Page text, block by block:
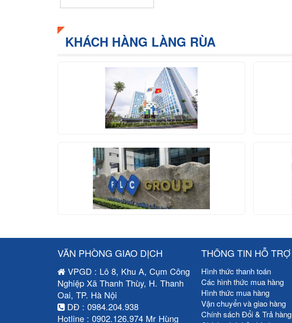
KHÁCH HÀNG LÀNG RÙA
VĂN PHÒNG GIAO DỊCH
VPGD : Lô 8, Khu A, Cụm Công
Nghiệp Xã Thanh Thùy, H. Thanh
Oai, TP. Hà Nội
DĐ : 0984.204.938
Hotline : 0902.126.974 Mr Hùng
THÔNG TIN HỖ TRỢ
Hình thức thanh toán
Các hình thức mua hàng
Hình thức mua hàng
Vận chuyển và giao hàng
Chính sách Đổi & Trả hàng